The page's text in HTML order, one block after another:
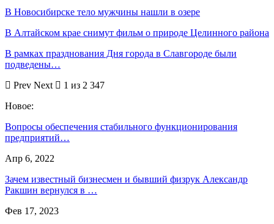
В Новосибирске тело мужчины нашли в озере
В Алтайском крае снимут фильм о природе Целинного района
В рамках празднования Дня города в Славгороде были
подведены…
Prev Next
1 из 2 347
Новое:
Вопросы обеспечения стабильного функционирования
предприятий…
Апр 6, 2022
Зачем известный бизнесмен и бывший физрук Александр
Ракшин вернулся в …
Фев 17, 2023